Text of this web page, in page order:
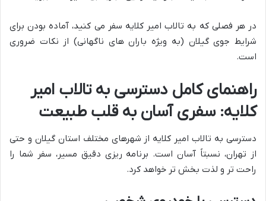
در هر فصلی که به تالاب امیر کلایه سفر می کنید، آماده بودن برای
شرایط جوی گیلان (به ویژه باران های ناگهانی) از نکات ضروری
است.
راهنمای کامل دسترسی به تالاب امیر
کلایه: سفری آسان به قلب طبیعت
دسترسی به تالاب امیر کلایه از شهرهای مختلف استان گیلان و حتی
از تهران، نسبتاً آسان است. برنامه ریزی دقیق مسیر، سفر شما را
راحت تر و لذت بخش تر خواهد کرد.